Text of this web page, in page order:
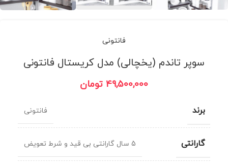
فانتونی
سوپر تاندم (یخچالی) مدل کریستال فانتونی
49,500,000 تومان
برند فانتونی
گارانتی 5 سال گارانتی بی قید و شرط تعویض